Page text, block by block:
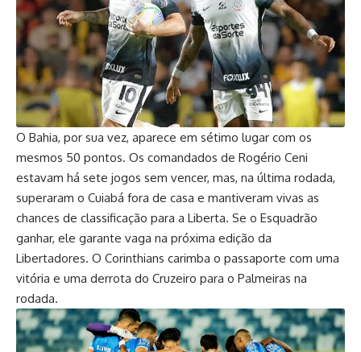
O Bahia, por sua vez, aparece em sétimo lugar com os
mesmos 50 pontos. Os comandados de Rogério Ceni
estavam há sete jogos sem vencer, mas, na última rodada,
superaram o Cuiabá fora de casa e mantiveram vivas as
chances de classificação para a Liberta. Se o Esquadrão
ganhar, ele garante vaga na próxima edição da
Libertadores. O Corinthians carimba o passaporte com uma
vitória e uma derrota do Cruzeiro para o Palmeiras na
rodada.